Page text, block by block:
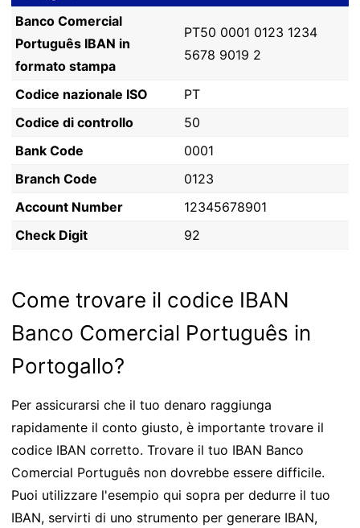
Banco Comercial
Português IBAN in
formato stampa
PT50 0001 0123 1234
5678 9019 2
Codice nazionale ISO
PT
Codice di controllo
50
Bank Code
0001
Branch Code
0123
Account Number
12345678901
Check Digit
92
Come trovare il codice IBAN
Banco Comercial Português in
Portogallo?
Per assicurarsi che il tuo denaro raggiunga
rapidamente il conto giusto, è importante trovare il
codice IBAN corretto. Trovare il tuo IBAN Banco
Comercial Português non dovrebbe essere difficile.
Puoi utilizzare l'esempio qui sopra per dedurre il tuo
IBAN, servirti di uno strumento per generare IBAN,